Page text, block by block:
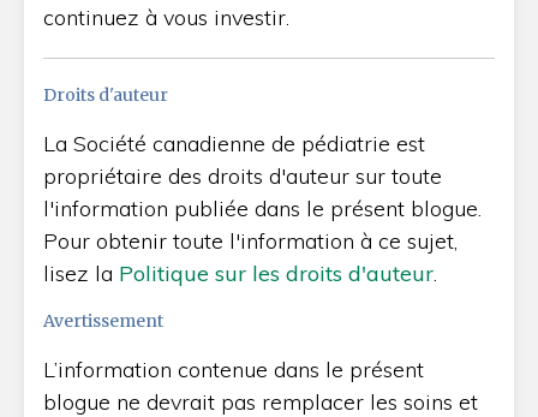
continuez à vous investir.
Droits d'auteur
La Société canadienne de pédiatrie est
propriétaire des droits d'auteur sur toute
l'information publiée dans le présent blogue.
Pour obtenir toute l'information à ce sujet,
lisez la Politique sur les droits d'auteur.
Avertissement
L’information contenue dans le présent
blogue ne devrait pas remplacer les soins et